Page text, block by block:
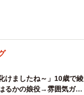
化けましたね～」10歳で綾
るかの娘役→雰囲気ガラ